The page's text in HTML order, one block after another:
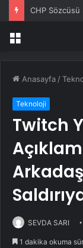
Menü
Anasayfa /
Teknoloji
Twitch
SEVDA SARI
1 dakika okuma